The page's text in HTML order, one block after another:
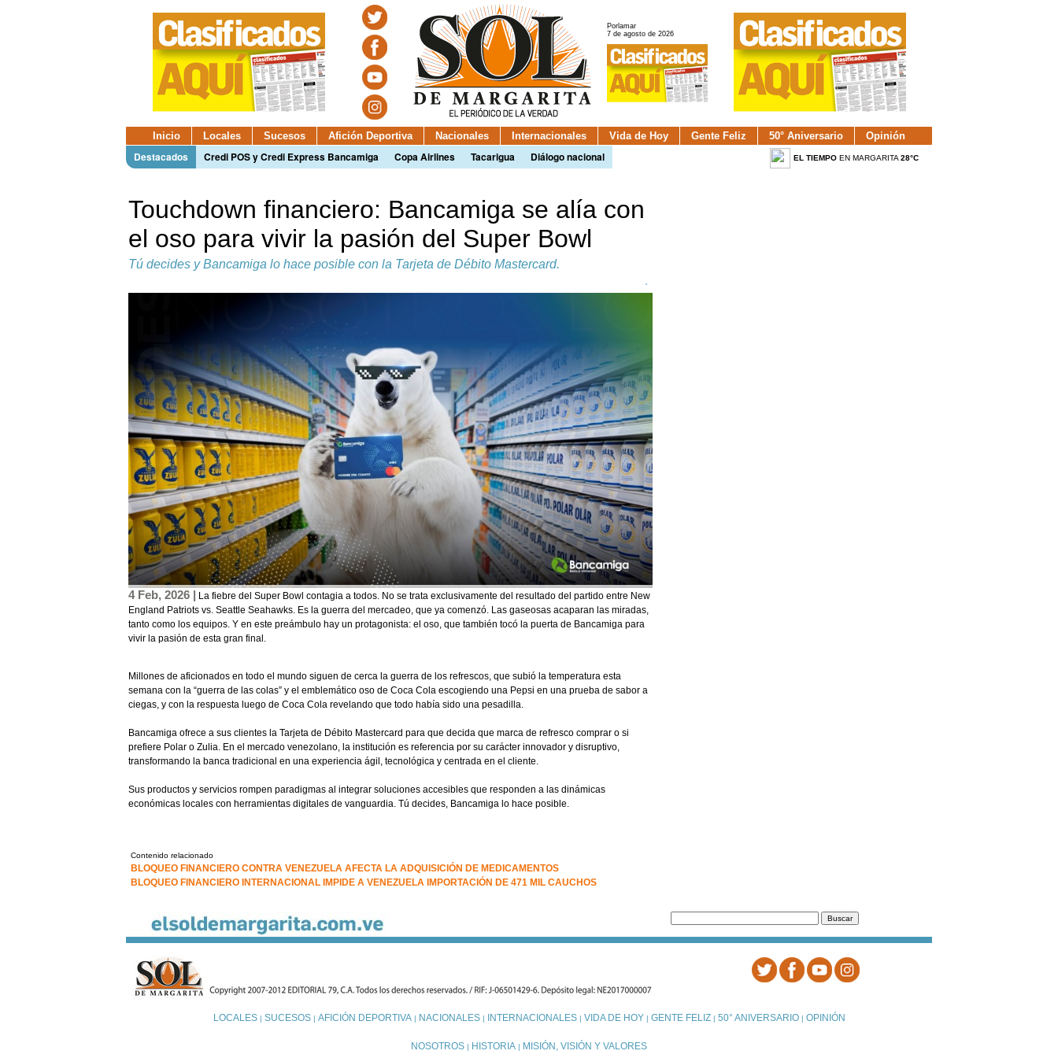
Porlamar
7 de agosto de 2026
Inicio Locales Sucesos Afición Deportiva Nacionales Internacionales Vida de Hoy Gente Feliz 50° Aniversario Opinión
Destacados Credi POS y Credi Express Bancamiga Copa Airlines Tacarigua Diálogo nacional EL TIEMPOEN MARGARITA 28°C
Touchdown financiero: Bancamiga se alía con
el oso para vivir la pasión del Super Bowl
Tú decides y Bancamiga lo hace posible con la Tarjeta de Débito Mastercard.
.
4 Feb, 2026 | La fiebre del Super Bowl contagia a todos. No se trata exclusivamente del resultado del partido entre New
England Patriots vs. Seattle Seahawks. Es la guerra del mercadeo, que ya comenzó. Las gaseosas acaparan las miradas,
tanto como los equipos. Y en este preámbulo hay un protagonista: el oso, que también tocó la puerta de Bancamiga para
vivir la pasión de esta gran final.
Millones de aficionados en todo el mundo siguen de cerca la guerra de los refrescos, que subió la temperatura esta
semana con la “guerra de las colas” y el emblemático oso de Coca Cola escogiendo una Pepsi en una prueba de sabor a
ciegas, y con la respuesta luego de Coca Cola revelando que todo había sido una pesadilla.
Bancamiga ofrece a sus clientes la Tarjeta de Débito Mastercard para que decida que marca de refresco comprar o si
prefiere Polar o Zulia. En el mercado venezolano, la institución es referencia por su carácter innovador y disruptivo,
transformando la banca tradicional en una experiencia ágil, tecnológica y centrada en el cliente.
Sus productos y servicios rompen paradigmas al integrar soluciones accesibles que responden a las dinámicas
económicas locales con herramientas digitales de vanguardia. Tú decides, Bancamiga lo hace posible.
Contenido relacionado
BLOQUEO FINANCIERO CONTRA VENEZUELA AFECTA LA ADQUISICIÓN DE MEDICAMENTOS
BLOQUEO FINANCIERO INTERNACIONAL IMPIDE A VENEZUELA IMPORTACIÓN DE 471 MIL CAUCHOS
LOCALES| SUCESOS| AFICIÓN DEPORTIVA| NACIONALES| INTERNACIONALES| VIDA DE HOY | GENTE FELIZ| 50° ANIVERSARIO| OPINIÓN
NOSOTROS | HISTORIA | MISIÓN, VISIÓN Y VALORES